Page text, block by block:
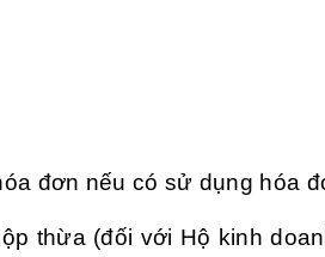
đơn nếu có sử dụng hóa
thừa (đối với Hộ kinh